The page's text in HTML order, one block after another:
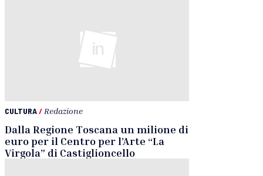
CULTURA/ Redazione
Dalla Regione Toscana un milione di
euro per il Centro per l’Arte “La
Virgola” di Castiglioncello